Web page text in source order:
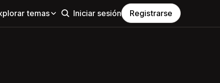
temas Iniciar sesión Registrarse